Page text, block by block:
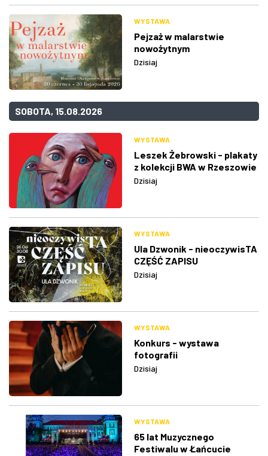
WYSTAWA
Pejzaż w malarstwie
nowożytnym
Dzisiaj
SOBOTA, 15.08.2026
WYSTAWA
Leszek Żebrowski - plakaty
z kolekcji BWA w Rzeszowie
Dzisiaj
WYSTAWA
Ula Dzwonik - nieoczywisTA
CZĘŚĆ ZAPISU
Dzisiaj
WYSTAWA
Konkurs - wystawa
fotografii
Dzisiaj
WYSTAWA
65 lat Muzycznego
Festiwalu w Łańcucie